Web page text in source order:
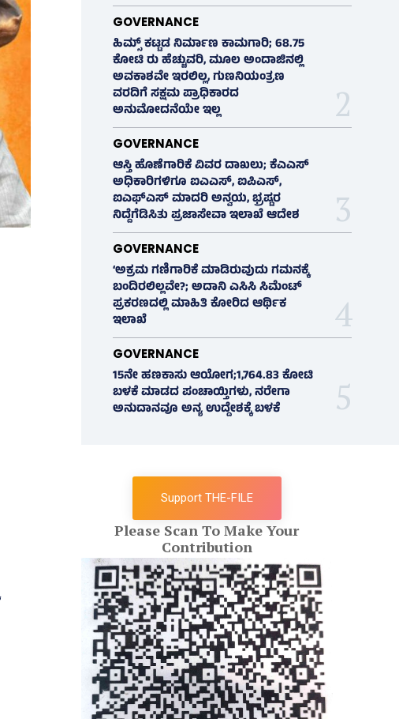
GOVERNANCE
ಹಿಮ್ಸ್‌ ಕಟ್ಟಡ ನಿರ್ಮಾಣ ಕಾಮಗಾರಿ; 68.75
ಕೋಟಿ ರು ಹೆಚ್ಚುವರಿ, ಮೂಲ ಅಂದಾಜಿನಲ್ಲಿ
ಅವಕಾಶವೇ ಇರಲಿಲ್ಲ, ಗುಣನಿಯಂತ್ರಣ
ವರದಿಗೆ ಸಕ್ಷಮ ಪ್ರಾಧಿಕಾರದ
ಅನುಮೋದನೆಯೇ ಇಲ್ಲ
GOVERNANCE
ಆಸ್ತಿ ಹೊಣೆಗಾರಿಕೆ ವಿವರ ದಾಖಲು; ಕೆಎಎಸ್
ಅಧಿಕಾರಿಗಳಿಗೂ ಐಎಎಸ್‌, ಐಪಿಎಸ್‌,
ಐಎಫ್‌ಎಸ್‌ ಮಾದರಿ ಅನ್ವಯ, ಭ್ರಷ್ಟರ
ನಿದ್ದೆಗೆಡಿಸಿತು ಪ್ರಜಾಸೇವಾ ಇಲಾಖೆ ಆದೇಶ
GOVERNANCE
‘ಅಕ್ರಮ ಗಣಿಗಾರಿಕೆ ಮಾಡಿರುವುದು ಗಮನಕ್ಕೆ
ಬಂದಿರಲಿಲ್ಲವೇ?; ಅದಾನಿ ಎಸಿಸಿ ಸಿಮೆಂಟ್
ಪ್ರಕರಣದಲ್ಲಿ ಮಾಹಿತಿ ಕೋರಿದ ಆರ್ಥಿಕ
ಇಲಾಖೆ
GOVERNANCE
15ನೇ ಹಣಕಾಸು ಆಯೋಗ;1,764.83 ಕೋಟಿ
ಬಳಕೆ ಮಾಡದ ಪಂಚಾಯ್ತಿಗಳು, ನರೇಗಾ
ಅನುದಾನವೂ ಅನ್ಯ ಉದ್ದೇಶಕ್ಕೆ ಬಳಕೆ
Support THE-FILE
Please Scan To Make Your
Contribution